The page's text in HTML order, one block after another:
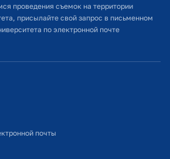
почты
РФ
и высшего образования РФ
проведения съемок на территории
присылайте свой запрос в письменном
по электронной почте
почты